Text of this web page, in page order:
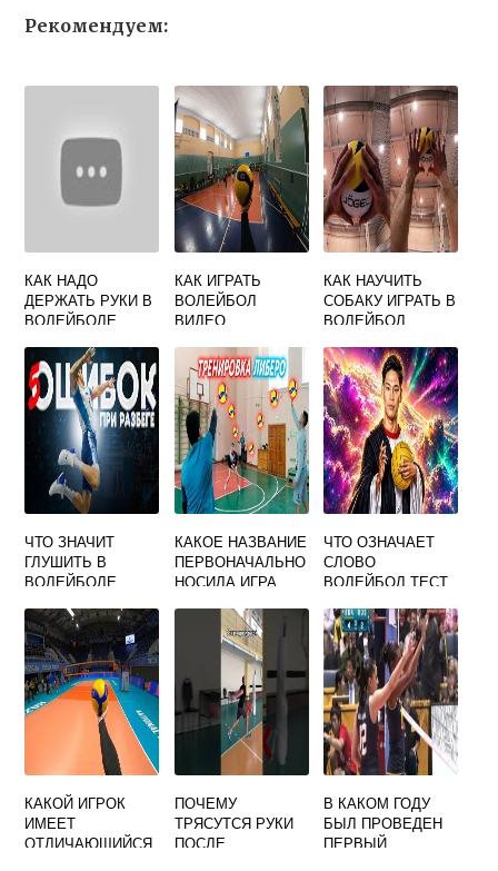
Рекомендуем:
КАК НАДО
ДЕРЖАТЬ РУКИ В
ВОЛЕЙБОЛЕ
КАК ИГРАТЬ
ВОЛЕЙБОЛ
ВИДЕО
КАК НАУЧИТЬ
СОБАКУ ИГРАТЬ В
ВОЛЕЙБОЛ
ЧТО ЗНАЧИТ
ГЛУШИТЬ В
ВОЛЕЙБОЛЕ
КАКОЕ НАЗВАНИЕ
ПЕРВОНАЧАЛЬНО
НОСИЛА ИГРА
ЧТО ОЗНАЧАЕТ
СЛОВО
ВОЛЕЙБОЛ ТЕСТ
КАКОЙ ИГРОК
ИМЕЕТ
ОТЛИЧАЮЩИЙСЯ
ПОЧЕМУ
ТРЯСУТСЯ РУКИ
ПОСЛЕ
В КАКОМ ГОДУ
БЫЛ ПРОВЕДЕН
ПЕРВЫЙ